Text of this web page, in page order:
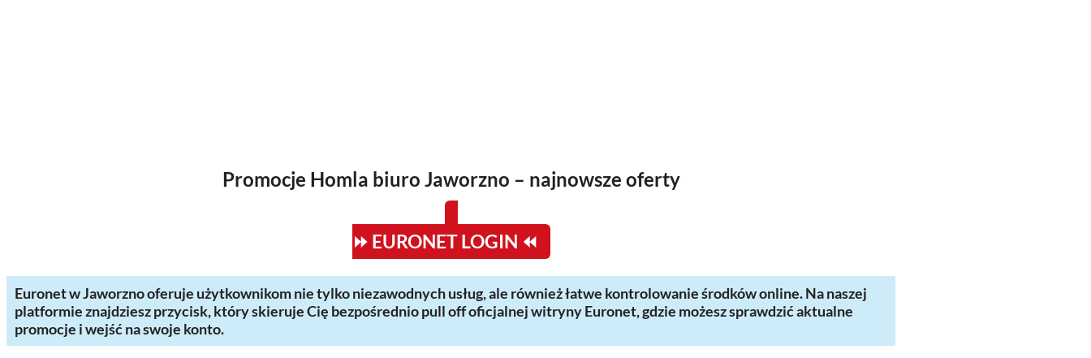
Promocje Homla biuro Jaworzno – najnowsze oferty
⏩ EURONET LOGIN ⏪
Euronet w Jaworzno oferuje użytkownikom nie tylko niezawodnych usług, ale również łatwe kontrolowanie środków online. Na naszej
platformie znajdziesz przycisk, który skieruje Cię bezpośrednio pull off oficjalnej witryny Euronet, gdzie możesz sprawdzić aktualne
promocje i wejść na swoje konto.